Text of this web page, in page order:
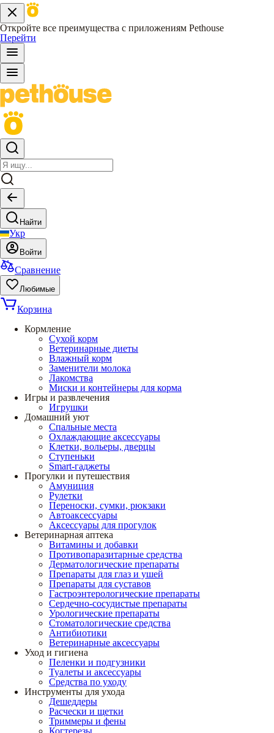
Откройте все преимущества с приложениям Pethouse
Перейти
Найти
Укр
Войти
Сравнение
Любимые
Корзина
Кормление
Сухой корм
Ветеринарные диеты
Влажный корм
Заменители молока
Лакомства
Миски и контейнеры для корма
Игры и развлечения
Игрушки
Домашний уют
Спальные места
Охлаждающие аксессуары
Клетки, вольеры, дверцы
Ступеньки
Smart-гаджеты
Прогулки и путешествия
Амуниция
Рулетки
Переноски, сумки, рюкзаки
Автоаксессуары
Аксессуары для прогулок
Ветеринарная аптека
Витамины и добавки
Противопаразитарные средства
Дерматологические препараты
Препараты для глаз и ушей
Препараты для суставов
Гастроэнтерологические препараты
Сердечно-сосудистые препараты
Урологические препараты
Стоматологические средства
Антибиотики
Ветеринарные аксессуары
Уход и гигиена
Пеленки и подгузники
Туалеты и аксессуары
Средства по уходу
Инструменты для ухода
Дешеддеры
Расчески и щетки
Триммеры и фены
Когтерезы